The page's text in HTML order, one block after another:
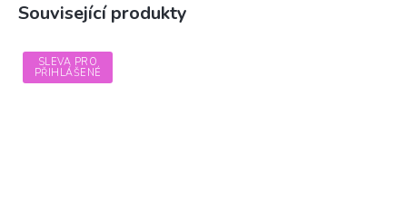
Související produkty
SLEVA PRO
PŘIHLÁŠENÉ